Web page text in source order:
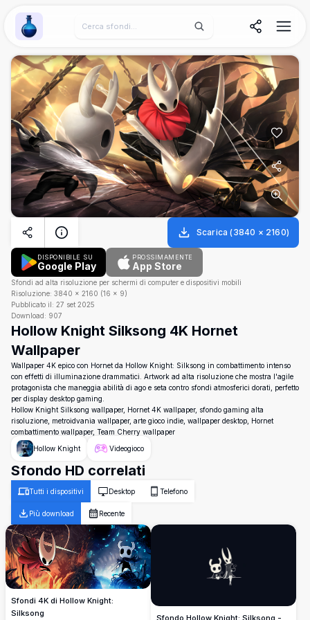
Wallpaper Alchemy
Scarica (3840 × 2160)
DISPONIBILE SU
Google Play
PROSSIMAMENTE
App Store
Sfondi ad alta risoluzione per schermi di computer e dispositivi mobili
Risoluzione: 3840 × 2160 (16 × 9)
Pubblicato il: 27 set 2025
Download: 907
Hollow Knight Silksong 4K Hornet
Wallpaper
Wallpaper 4K epico con Hornet da Hollow Knight: Silksong in combattimento intenso
con effetti di illuminazione drammatici. Artwork ad alta risoluzione che mostra l'agile
protagonista che maneggia abilità di ago e seta contro sfondi atmosferici dorati, perfetto
per display desktop gaming.
Hollow Knight Silksong wallpaper, Hornet 4K wallpaper, sfondo gaming alta
risoluzione, metroidvania wallpaper, arte gioco indie, wallpaper desktop, Hornet
combattimento wallpaper, Team Cherry wallpaper
Hollow Knight
Videogioco
Sfondo HD correlati
Tutti i dispositivi Desktop Telefono
Più download Recente
Sfondi 4K di Hollow Knight:
Silksong
Sfondo Hollow Knight: Silksong -